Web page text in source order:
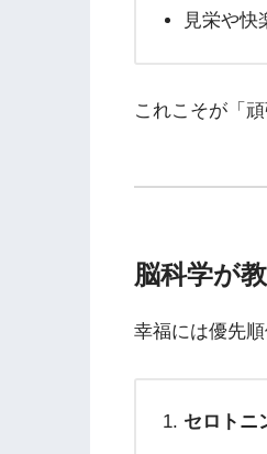
見栄や
これこそが「
脳科学が
幸福には優先順
セロトニ